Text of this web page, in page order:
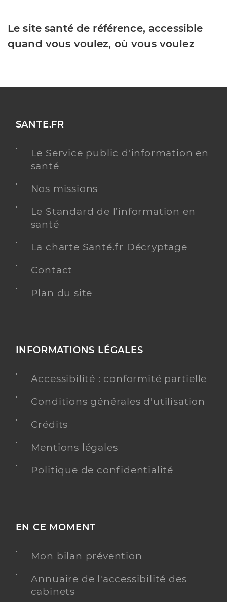
Le site santé de référence, accessible
quand vous voulez, où vous voulez
SANTE.FR
Le Service public d'information en
santé
Nos missions
Le Standard de l’information en
santé
La charte Santé.fr Décryptage
Contact
Plan du site
INFORMATIONS LÉGALES
Accessibilité : conformité partielle
Conditions générales d'utilisation
Crédits
Mentions légales
Politique de confidentialité
EN CE MOMENT
Mon bilan prévention
Annuaire de l'accessibilité des
cabinets